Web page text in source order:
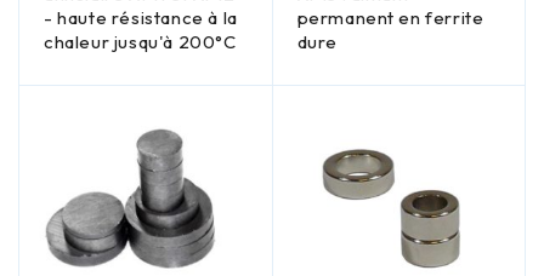
- haute résistance à la
chaleur jusqu'à 200°C
permanent en ferrite
dure